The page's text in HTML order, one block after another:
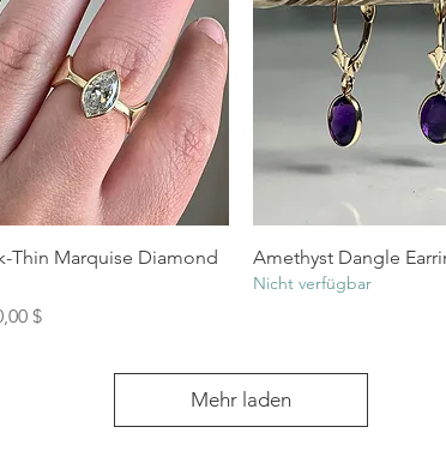
Schnellansicht
Thin Marquise Diamond
$
Schnellansicht
Amethyst Dangle
Nicht verfügbar
Mehr laden